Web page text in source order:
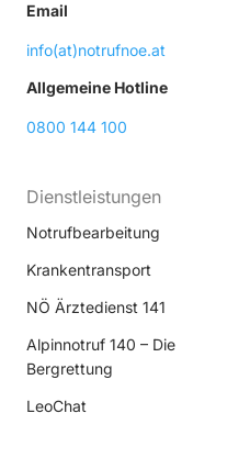
Email
info(at)notrufnoe.at
Allgemeine Hotline
0800 144 100
Dienstleistungen
Notrufbearbeitung
Krankentransport
NÖ Ärztedienst 141
Alpinnotruf 140 – Die
Bergrettung
LeoChat